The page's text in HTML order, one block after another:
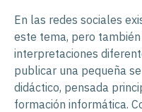
En las redes sociales
este tema, pero
interpretaciones
publicar una pequeña
didáctico, pensada
formación informática.